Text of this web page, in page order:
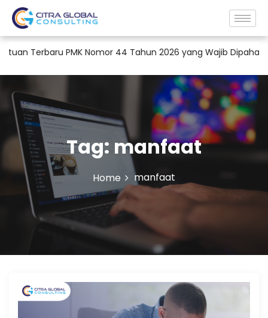
PMK Nomor 44 Tahun 2026 yang Wajib Dipahami
Tag: manfaat
Home manfaat